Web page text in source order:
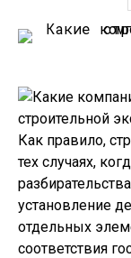
Как правило,
тех случаях,
установление
отдельных
соответствия